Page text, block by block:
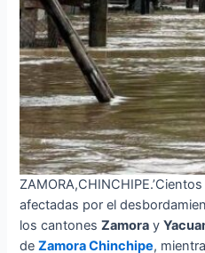
afectadas por el
los cantonesZamora y
deZamora Chinchipe,